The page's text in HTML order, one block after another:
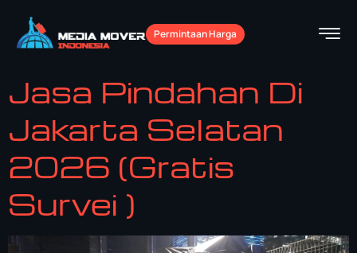
Permintaan Harga
Jasa Pindahan Di
Jakarta Selatan
2026 (Gratis
Survei )